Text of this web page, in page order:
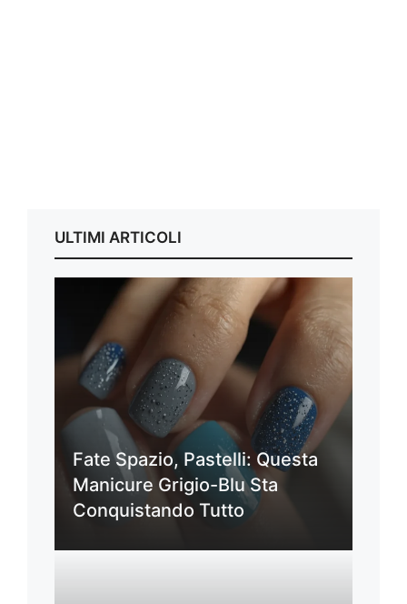
ULTIMI ARTICOLI
Fate Spazio, Pastelli: Questa
Manicure Grigio-Blu Sta
Conquistando Tutto